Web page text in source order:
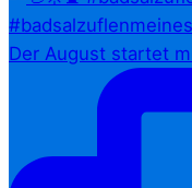
Der August startet